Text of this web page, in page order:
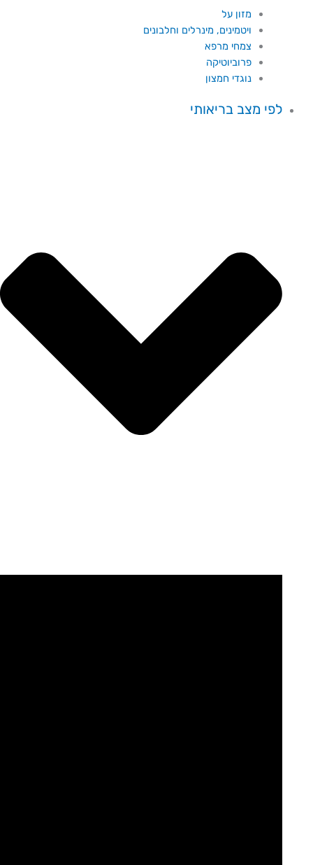
מזון על
ויטמינים, מינרלים וחלבונים
צמחי מרפא
פרוביוטיקה
נוגדי חמצון
לפי מצב בריאותי